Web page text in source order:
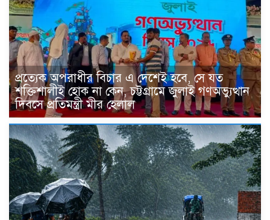
প্রত্যেক অপরাধীর বিচার এ দেশেই হবে, সে যত
শক্তিশালীই হোক না কেন, চট্টগ্রামে জুলাই গণঅভ্যুত্থান
দিবসে প্রতিমন্ত্রী মীর হেলাল